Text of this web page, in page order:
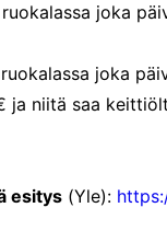
joka
joka
ja niitä saa
esitys (Yle):